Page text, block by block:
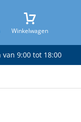
Winkelwagen
9:00 tot 18:00